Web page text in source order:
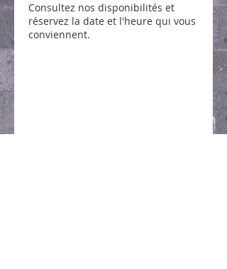
Consultez nos disponibilités et
réservez la date et l'heure qui vous
conviennent.